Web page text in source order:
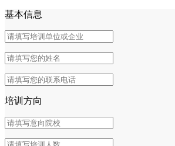
基本信息
培训方向